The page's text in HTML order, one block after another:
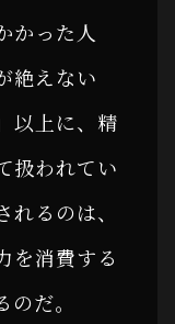
かった人
絶えない
以上に、精
扱われてい
るのは、
を消費する
だ。